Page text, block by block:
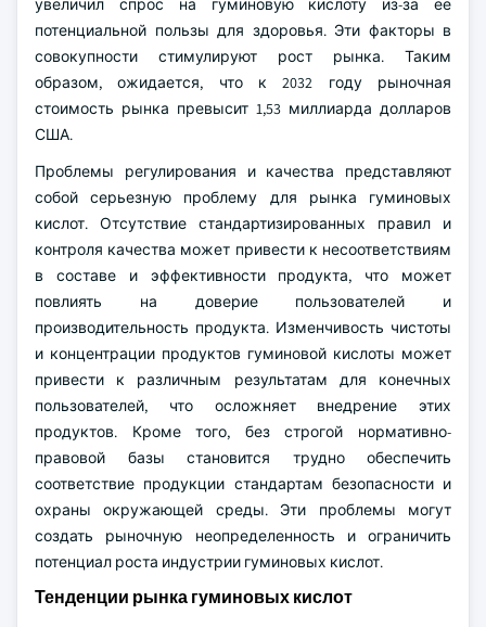
увеличил спрос на гуминовую кислоту из-за ее
потенциальной пользы для здоровья. Эти факторы в
совокупности стимулируют рост рынка. Таким
образом, ожидается, что к 2032 году рыночная
стоимость рынка превысит 1,53 миллиарда долларов
США.
Проблемы регулирования и качества представляют
собой серьезную проблему для рынка гуминовых
кислот. Отсутствие стандартизированных правил и
контроля качества может привести к несоответствиям
в составе и эффективности продукта, что может
повлиять на доверие пользователей и
производительность продукта. Изменчивость чистоты
и концентрации продуктов гуминовой кислоты может
привести к различным результатам для конечных
пользователей, что осложняет внедрение этих
продуктов. Кроме того, без строгой нормативно-
правовой базы становится трудно обеспечить
соответствие продукции стандартам безопасности и
охраны окружающей среды. Эти проблемы могут
создать рыночную неопределенность и ограничить
потенциал роста индустрии гуминовых кислот.
Тенденции рынка гуминовых кислот